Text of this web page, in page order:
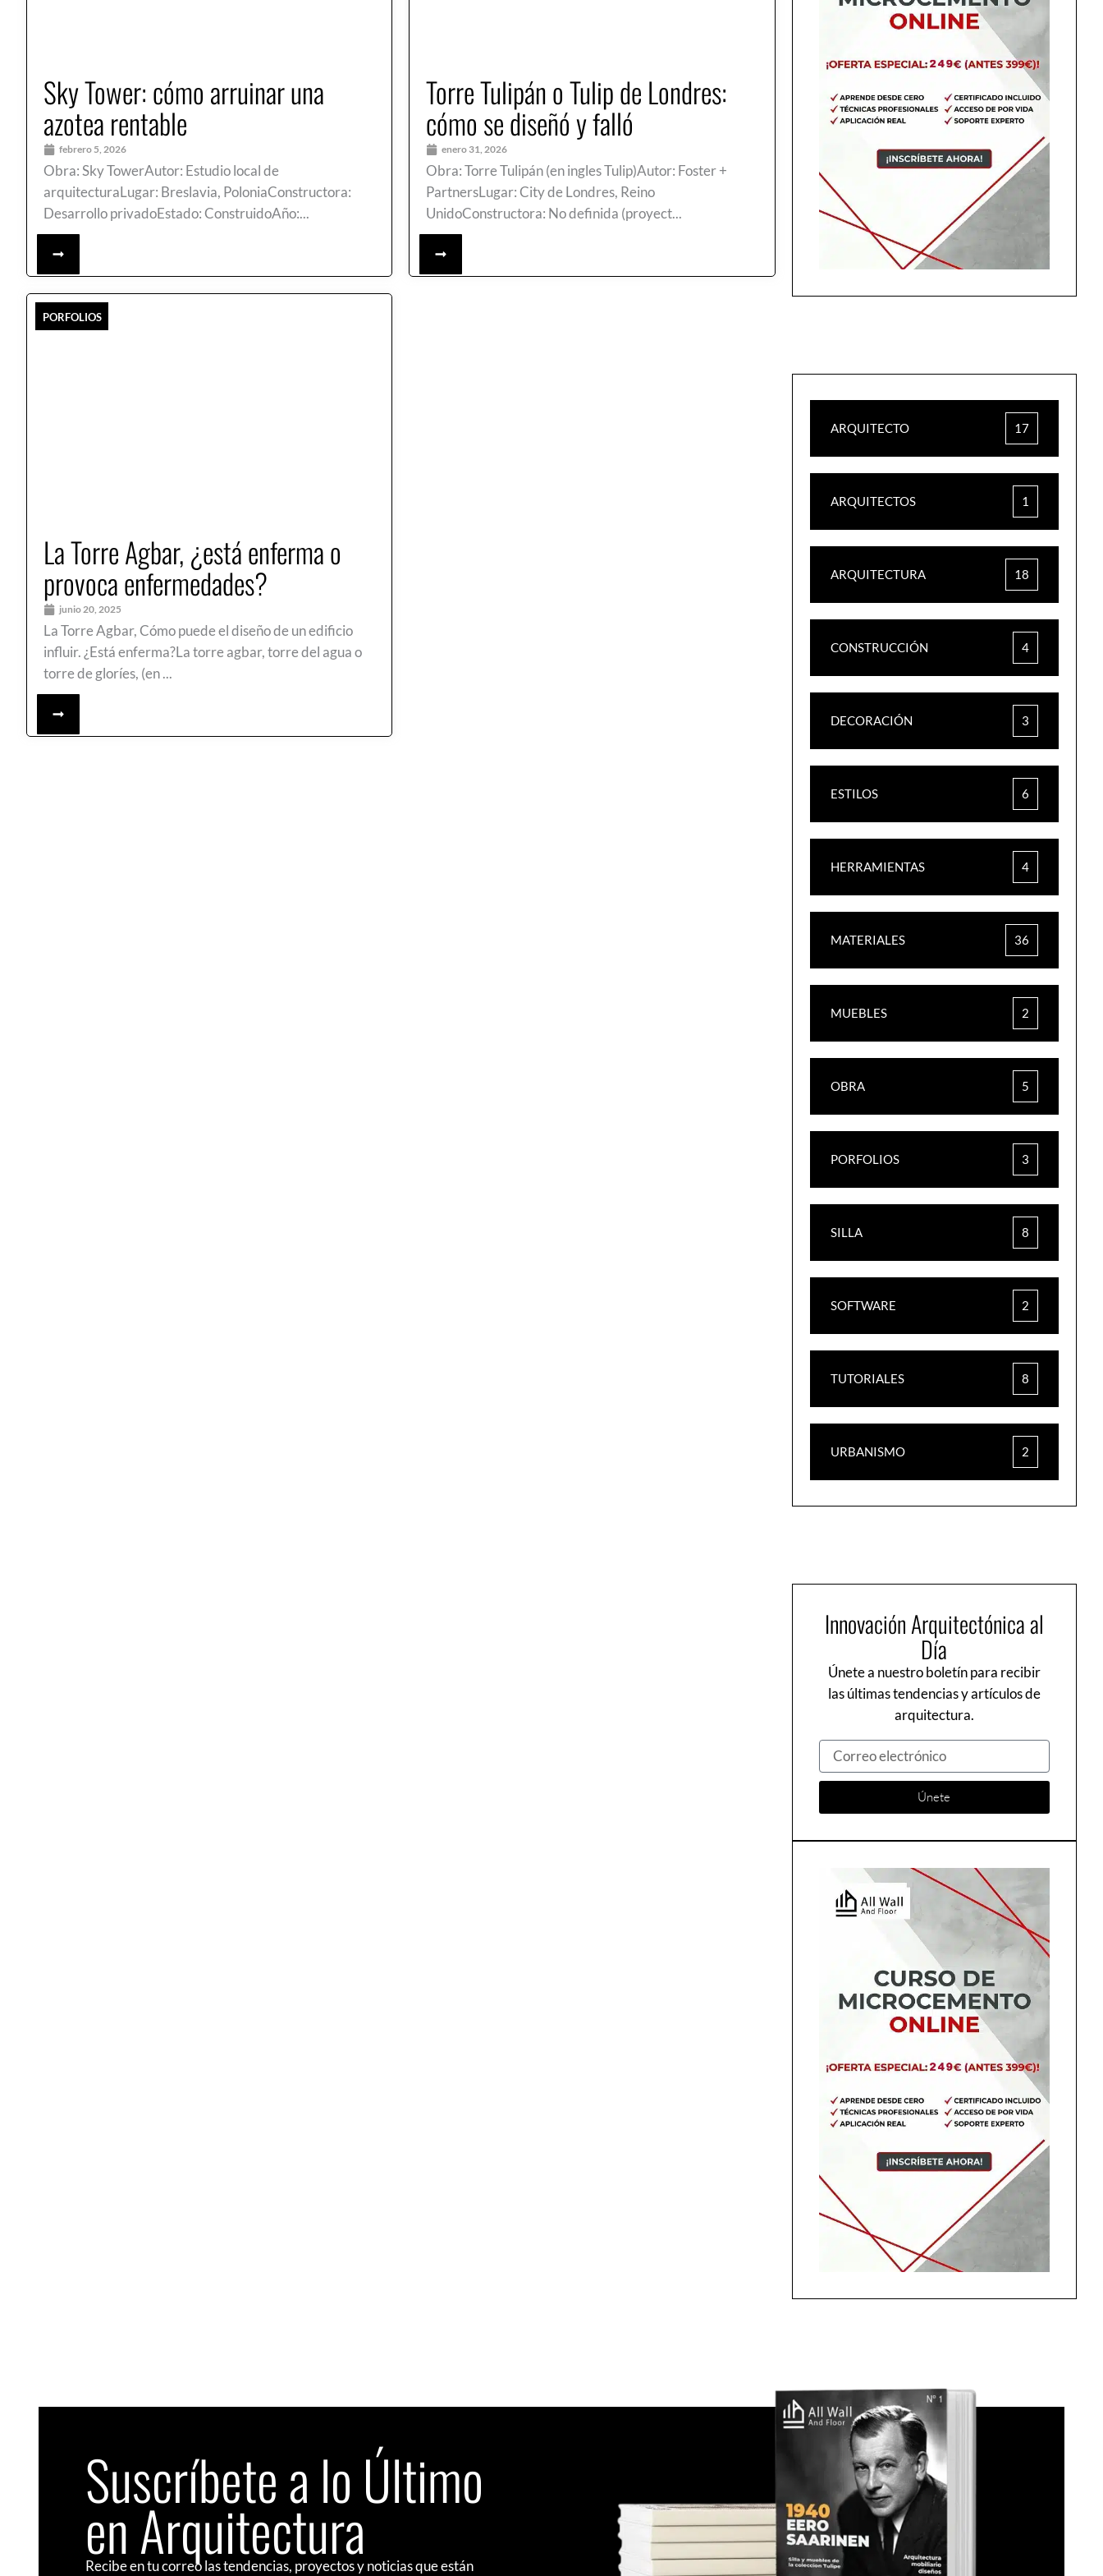
Sky Tower: cómo arruinar una
azotea rentable
febrero 5, 2026
Obra: Sky TowerAutor: Estudio local de
arquitecturaLugar: Breslavia, PoloniaConstructora:
Desarrollo privadoEstado: ConstruidoAño:...
Torre Tulipán o Tulip de Londres:
cómo se diseñó y falló
enero 31, 2026
Obra: Torre Tulipán (en ingles Tulip)Autor: Foster +
PartnersLugar: City de Londres, Reino
UnidoConstructora: No definida (proyect...
PORFOLIOS
La Torre Agbar, ¿está enferma o
provoca enfermedades?
junio 20, 2025
La Torre Agbar, Cómo puede el diseño de un edificio
influir. ¿Está enferma?La torre agbar, torre del agua o
torre de gloríes, (en ...
ARQUITECTO 17
ARQUITECTOS 1
ARQUITECTURA 18
CONSTRUCCIÓN 4
DECORACIÓN 3
ESTILOS 6
HERRAMIENTAS 4
MATERIALES 36
MUEBLES 2
OBRA 5
PORFOLIOS 3
SILLA 8
SOFTWARE 2
TUTORIALES 8
URBANISMO 2
Innovación Arquitectónica al
Día
Únete a nuestro boletín para recibir
las últimas tendencias y artículos de
arquitectura.
Correo
electrónico
Únete
Suscríbete a lo Último
en Arquitectura
Recibe en tu correo las tendencias, proyectos y noticias que están